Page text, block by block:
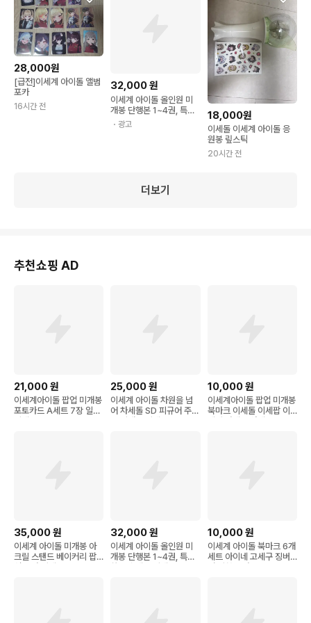
28,000원
[급전]이세계 아이돌 앨범
포카
16시간 전
32,000원
이세계 아이돌 올인원 미
개봉 단행본 1~4권, 특별
화보집 세트 이세돌
・광고
18,000원
이세돌 이세계 아이돌 응
원봉 맆스틱
20시간 전
더보기
추천쇼핑 AD
21,000원
이세계아이돌 팝업 미개봉
포토카드 A세트 7장 일괄
25,000원
이세계 아이돌 차원을 넘
어 차세돌 SD 피규어 주르
10,000원
이세계아이돌 팝업 미개봉
북마크 이세돌 이세팝 이
35,000원
이세계 아이돌 미개봉 아
크릴 스탠드 베이커리 팝
32,000원
이세계 아이돌 올인원 미
개봉 단행본 1~4권, 특별
10,000원
이세계 아이돌 북마크 6개
세트 아이네 고세구 징버